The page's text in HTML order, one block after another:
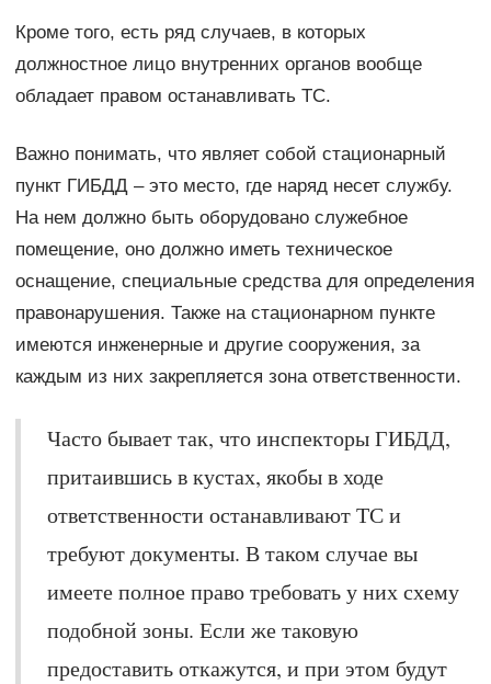
Кроме того, есть ряд случаев, в которых
должностное лицо внутренних органов вообще
обладает правом останавливать ТС.
Важно понимать, что являет собой стационарный
пункт ГИБДД – это место, где наряд несет службу.
На нем должно быть оборудовано служебное
помещение, оно должно иметь техническое
оснащение, специальные средства для определения
правонарушения. Также на стационарном пункте
имеются инженерные и другие сооружения, за
каждым из них закрепляется зона ответственности.
Часто бывает так, что инспекторы ГИБДД,
притаившись в кустах, якобы в ходе
ответственности останавливают ТС и
требуют документы. В таком случае вы
имеете полное право требовать у них схему
подобной зоны. Если же таковую
предоставить откажутся, и при этом будут